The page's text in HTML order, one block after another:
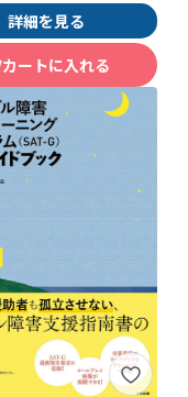
詳細を見る
カートに入れる